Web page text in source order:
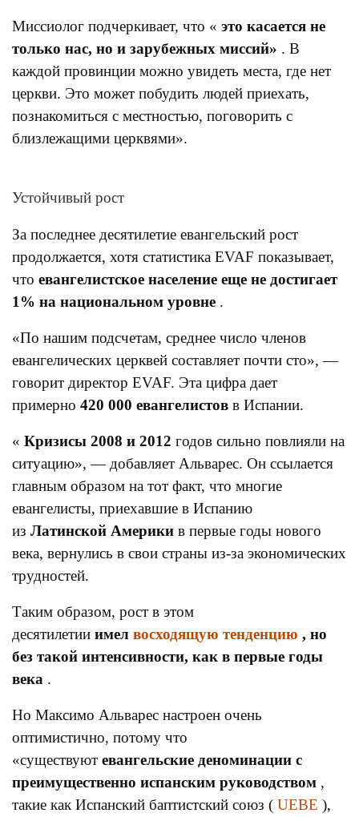
Миссиолог подчеркивает, что « это касается не
только нас, но и зарубежных миссий» . В
каждой провинции можно увидеть места, где нет
церкви. Это может побудить людей приехать,
познакомиться с местностью, поговорить с
близлежащими церквями».
Устойчивый рост
За последнее десятилетие евангельский рост
продолжается, хотя статистика EVAF показывает,
что евангелистское население еще не достигает
1% на национальном уровне .
«По нашим подсчетам, среднее число членов
евангелических церквей составляет почти сто», —
говорит директор EVAF. Эта цифра дает
примерно 420 000 евангелистов в Испании.
« Кризисы 2008 и 2012 годов сильно повлияли на
ситуацию», — добавляет Альварес. Он ссылается
главным образом на тот факт, что многие
евангелисты, приехавшие в Испанию
из Латинской Америки в первые годы нового
века, вернулись в свои страны из-за экономических
трудностей.
Таким образом, рост в этом
десятилетии имел восходящую тенденцию , но
без такой интенсивности, как в первые годы
века .
Но Максимо Альварес настроен очень
оптимистично, потому что
«существуют евангельские деноминации с
преимущественно испанским руководством ,
такие как Испанский баптистский союз ( UEBE ),